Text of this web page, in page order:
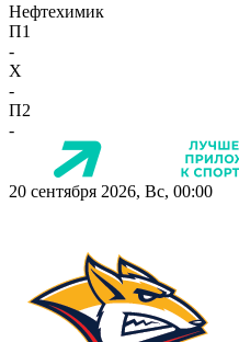
Нефтехимик
П1
-
X
-
П2
-
20 сентября 2026, Вс, 00:00